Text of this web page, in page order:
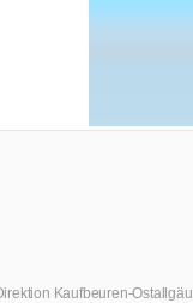
Kaufbeuren-Ostallgäu